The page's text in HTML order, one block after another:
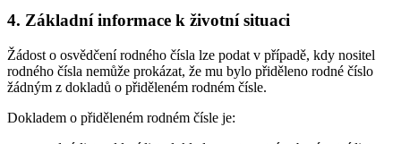
4. Základní informace k životní situaci
Žádost o osvědčení rodného čísla lze podat v případě, kdy nositel
rodného čísla nemůže prokázat, že mu bylo přiděleno rodné číslo
žádným z dokladů o přiděleném rodném čísle.
Dokladem o přiděleném rodném čísle je: